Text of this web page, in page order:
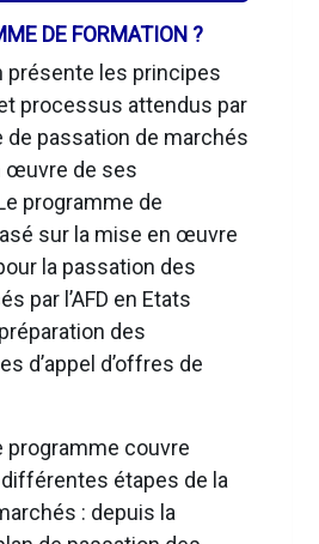
DE FORMATION ?
présente les principes
processus attendus par
de passation de marchés
œuvre de ses
programme de
sur la mise en œuvre
la passation des
par l’AFD en Etats
des
d’appel d’offres de
programme couvre
différentes étapes de la
: depuis la